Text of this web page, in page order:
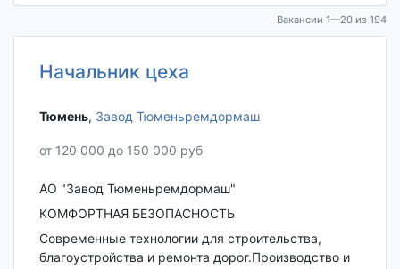
Вакансии 1—20 из 194
Начальник цеха
Тюмень‎, Завод Тюменьремдормаш
от 120 000 до 150 000 руб
АО "Завод Тюменьремдормаш"
КОМФОРТНАЯ БЕЗОПАСНОСТЬ
Современные технологии для строительства,
благоустройства и ремонта дорог.Производство и